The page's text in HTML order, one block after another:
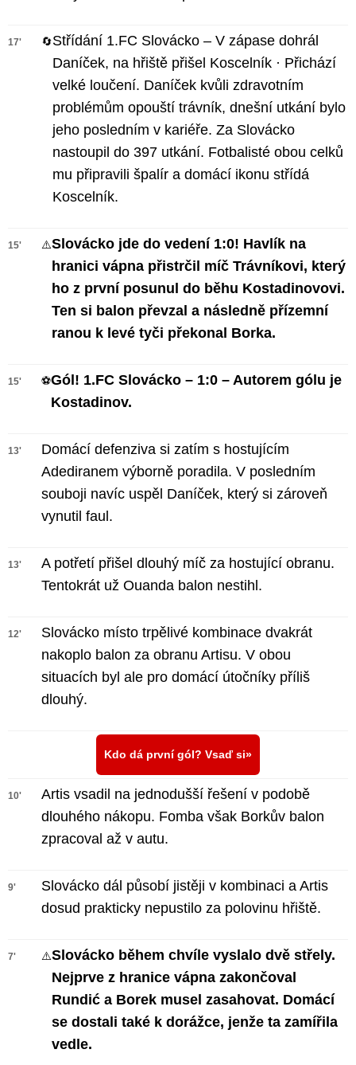
17' 🔄Střídání 1.FC Slovácko – V zápase dohrál
Daníček, na hřiště přišel Koscelník · Přichází
velké loučení. Daníček kvůli zdravotním
problémům opouští trávník, dnešní utkání bylo
jeho posledním v kariéře. Za Slovácko
nastoupil do 397 utkání. Fotbalisté obou celků
mu připravili špalír a domácí ikonu střídá
Koscelník.
15' ⚠️Slovácko jde do vedení 1:0! Havlík na
hranici vápna přistrčil míč Trávníkovi, který
ho z první posunul do běhu Kostadinovovi.
Ten si balon převzal a následně přízemní
ranou k levé tyči překonal Borka.
15' ⚽Gól! 1.FC Slovácko – 1:0 – Autorem gólu je
Kostadinov.
13'
Domácí defenziva si zatím s hostujícím
Adediranem výborně poradila. V posledním
souboji navíc uspěl Daníček, který si zároveň
vynutil faul.
13'
A potřetí přišel dlouhý míč za hostující obranu.
Tentokrát už Ouanda balon nestihl.
12'
Slovácko místo trpělivé kombinace dvakrát
nakoplo balon za obranu Artisu. V obou
situacích byl ale pro domácí útočníky příliš
dlouhý.
Kdo dá první gól? Vsaď si
10'
Artis vsadil na jednodušší řešení v podobě
dlouhého nákopu. Fomba však Borkův balon
zpracoval až v autu.
9'
Slovácko dál působí jistěji v kombinaci a Artis
dosud prakticky nepustilo za polovinu hřiště.
7' ⚠️Slovácko během chvíle vyslalo dvě střely.
Nejprve z hranice vápna zakončoval
Rundić a Borek musel zasahovat. Domácí
se dostali také k dorážce, jenže ta zamířila
vedle.